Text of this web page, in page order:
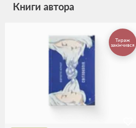
Книги автора
Тираж
закінчився